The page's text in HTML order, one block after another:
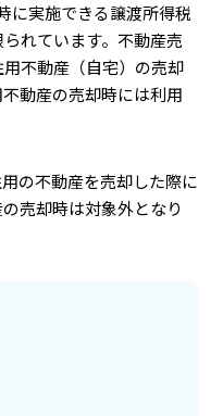
に実施できる譲渡所得税
れています。不動産売
不動産（自宅）の売却
動産の売却時には利用
の不動産を売却した際に
売却時は対象外となり